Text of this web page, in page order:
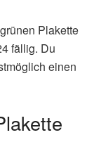
Plakette
fällig. Du
einen